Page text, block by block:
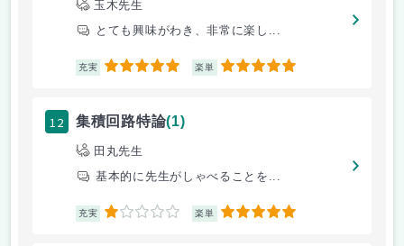
玉木先生
とても興味がわき、非常に楽し...
充実 5 楽単 5
12 集積回路特論(1)
田丸先生
基本的に先生がしゃべることを...
充実 1 楽単 5